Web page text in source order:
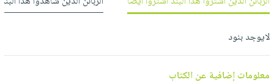
حقائب
حلي
عناية
بالذات
حدود
الشركة
سياسة
الشركة
لائحة
الأمنيات
لايوجد بنود
معلومات إضافية عن الكتاب